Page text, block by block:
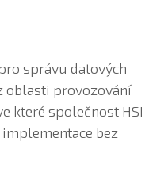
správu datových
oblasti provozování
které společnost HSI
bez